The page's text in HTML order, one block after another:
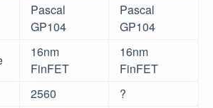
Pascal
GP104
Pascal
GP104
16nm
FinFET
16nm
FinFET
2560
?